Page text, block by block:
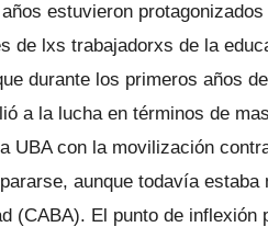
estuvieron
de lxs trabajadorxs de la
durante los primeros años
a la lucha en términos de
UBA con la movilización
aunque todavía
(CABA). El punto de